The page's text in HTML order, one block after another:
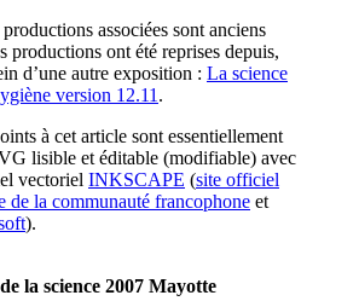
associées sont anciens
productions ont été reprises depuis,
d’une autre exposition : La science
version 12.11 .
à cet article sont essentiellement
lisible et éditable (modifiable) avec
vectoriel INKSCAPE (site officiel
de la communauté francophone et
).
la science 2007 Mayotte